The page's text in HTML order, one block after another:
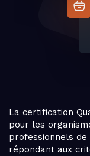
La certification
pour les
professionnels
répondant aux